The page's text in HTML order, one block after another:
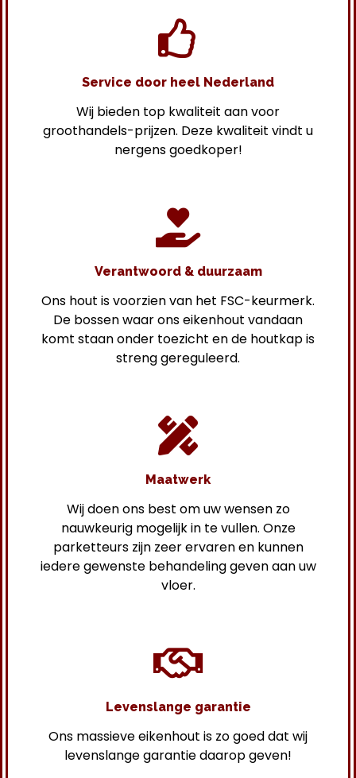
Service door heel Nederland
Wij bieden top kwaliteit aan voor
groothandels-prijzen. Deze kwaliteit vindt u
nergens goedkoper!
Verantwoord & duurzaam
Ons hout is voorzien van het FSC-keurmerk.
De bossen waar ons eikenhout vandaan
komt staan onder toezicht en de houtkap is
streng gereguleerd.
Maatwerk
Wij doen ons best om uw wensen zo
nauwkeurig mogelijk in te vullen. Onze
parketteurs zijn zeer ervaren en kunnen
iedere gewenste behandeling geven aan uw
vloer.
Levenslange garantie
Ons massieve eikenhout is zo goed dat wij
levenslange garantie daarop geven!